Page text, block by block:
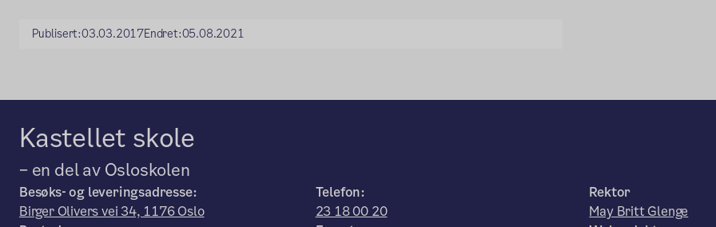
Publisert:03.03.2017Endret:05.08.2021
Kastellet skole
– en del av Osloskolen
Besøks- og leveringsadresse:
Birger Olivers vei 34, 1176 Oslo
Telefon:
23 18 00 20
Rektor
May Britt Glenge